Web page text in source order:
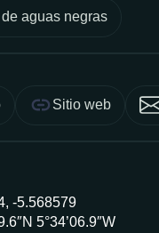
aguas negras
Sitio web
-5.568579
5°34’06.9″W